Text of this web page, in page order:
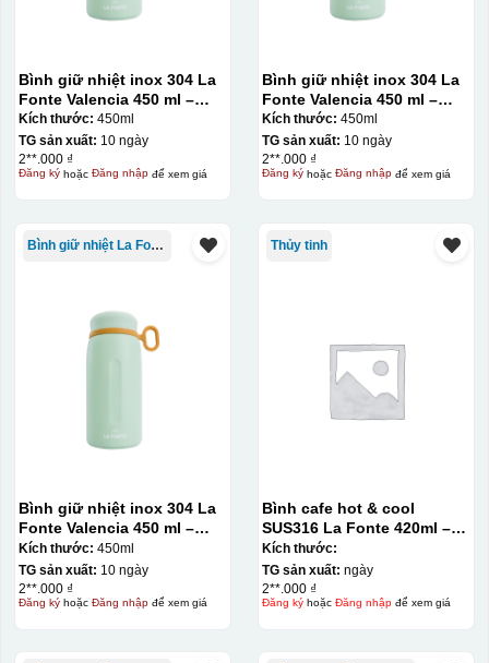
Bình giữ nhiệt inox 304 La
Fonte Valencia 450 ml –
012355
Kích thước: 450ml
TG sản xuất: 10 ngày
2**.000 ₫
Đăng kýhoặc Đăng nhậpđể xem giá
Bình giữ nhiệt inox 304 La
Fonte Valencia 450 ml –
012355
Kích thước: 450ml
TG sản xuất: 10 ngày
2**.000 ₫
Đăng kýhoặc Đăng nhậpđể xem giá
Bình giữ nhiệt La Fonte
Bình giữ nhiệt inox 304 La
Fonte Valencia 450 ml –
012355
Kích thước: 450ml
TG sản xuất: 10 ngày
2**.000 ₫
Đăng kýhoặc Đăng nhậpđể xem giá
Thủy tinh
Bình cafe hot & cool
SUS316 La Fonte 420ml –
012775
Kích thước:
TG sản xuất: ngày
2**.000 ₫
Đăng kýhoặc Đăng nhậpđể xem giá